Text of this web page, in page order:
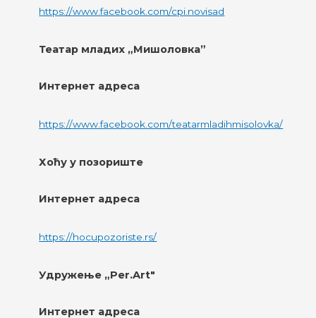
https://www.facebook.com/cpi.novisad
Театар младих „Мишоловка”
Интернет адреса
https://www.facebook.com/teatarmladihmisolovka/
Хоћу у позориште
Интернет адреса
https://hocupozoriste.rs/
Удружење „Per.Art"
Интернет адреса